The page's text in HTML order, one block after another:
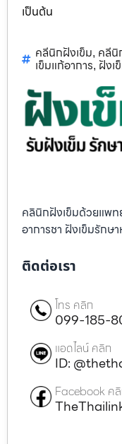
เป็นต้น
คลีนิกฝังเข็ม, คลีนิ
เข็มแก้อาการ, ฝังเ
คลินิกฝังเข็มด้วยแพท
อาการชา ฝังเข็มรักษ
ติดต่อเรา
โทร คลิก
099-185-
แอดไลน์ คลิก
ID:
Facebook ค